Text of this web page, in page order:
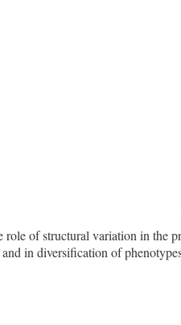
of structural variation in the
in diversification of